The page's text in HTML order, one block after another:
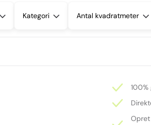
Kategori Antal kvadratmeter
100%